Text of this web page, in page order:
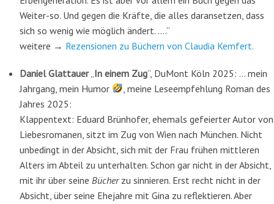
Weiter-so. Und gegen die Kräfte, die alles daransetzen, dass
sich so wenig wie möglich ändert. ….“
weitere → Rezensionen zu Büchern von Claudia Kemfert.
Daniel Glattauer„ In einem Zug“, DuMont Köln 2025: … mein
Jahrgang, mein Humor
, meine Leseempfehlung Roman des
Jahres 2025:
Klappentext: Eduard Brünhofer, ehemals gefeierter Autor von
Liebesromanen, sitzt im Zug von Wien nach München. Nicht
unbedingt in der Absicht, sich mit der Frau frühen mittleren
Alters im Abteil zu unterhalten. Schon gar nicht in der Absicht,
mit ihr über seine Bücherzu sinnieren. Erst recht nicht in der
Absicht, über seine Ehejahre mit Gina zu reflektieren. Aber